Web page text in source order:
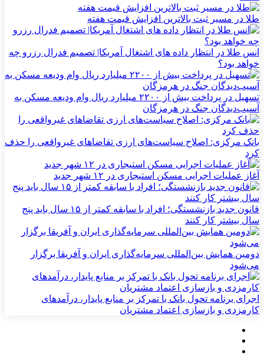
طلا در مسیر ثبت بالاترین افزایش قیمت هفته
انس طلا در انتظار داده های اشتغال آمریکا| تصمیم فدرال رزرو چه
خواهد بود؟
تسهیل در پرداخت بیش از ۲۲۰۰ میلیارد ریال وام ودیعه مسکن به
آسیب‌دیدگان جنگ در هرمزگان
بانک مرکزی: اصلاح سیاست‌های ارزی تقاضاهای غیرواقعی را حذف
کرد
آغاز عملیات اجرایی مسکن استیجاری در ۱۲ شهر جدید
قانون جدید بازنشستگی؛ افراد با سابقه کمتر از ۱۵ سال باید پنج
سال بیشتر کار کنند
دومین همایش بین‌المللی سرمایه‌گذاری ایران و آفریقا برگزار
می‌شود
اجرای برنامه تحول بانک با تمرکز بر منابع پایدار، درآمدهای
کارمزدی و بازسازی اعتماد مشتریان